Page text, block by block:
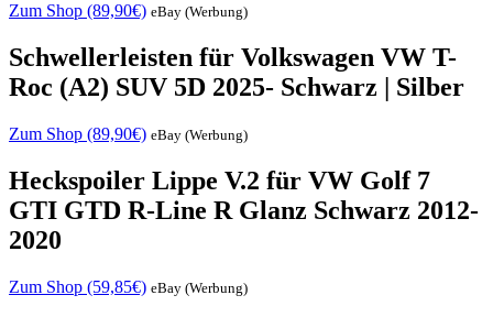
Zum Shop (89,90€) eBay (Werbung)
Schwellerleisten für Volkswagen VW T-
Roc (A2) SUV 5D 2025- Schwarz | Silber
Zum Shop (89,90€) eBay (Werbung)
Heckspoiler Lippe V.2 für VW Golf 7
GTI GTD R-Line R Glanz Schwarz 2012-
2020
Zum Shop (59,85€) eBay (Werbung)